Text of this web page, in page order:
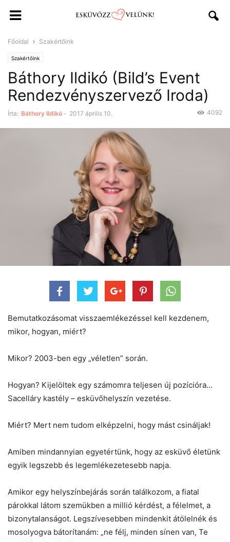
Főoldal Szakértőink
Szakértőink
Báthory Ildikó (Bild’s Event
Rendezvényszervező Iroda)
Írta: Báthory Ildikó - 2017 április 10. 4092
Bemutatkozásomat visszaemlékezéssel kell kezdenem,
mikor, hogyan, miért?
Mikor? 2003-ben egy „véletlen” során.
Hogyan? Kijelöltek egy számomra teljesen új pozícióra…
Sacelláry kastély – esküvőhelyszín vezetése.
Miért? Mert nem tudom elképzelni, hogy mást csináljak!
Amiben mindannyian egyetértünk, hogy az esküvő életünk
egyik legszebb és legemlékezetesebb napja.
Amikor egy helyszínbejárás során találkozom, a fiatal
párokkal látom szemükben a millió kérdést, a félelmet, a
bizonytalanságot. Legszívesebben mindenkit átölelnék és
mosolyogva bátorítanám: „ne félj, minden sínen van, Te